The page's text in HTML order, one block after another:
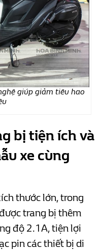
giúp giảm tiêu hao
bị tiện ích và
xe cùng
thước lớn, trong
trang bị thêm
độ 2.1A, tiện lợi
pin cácthiết bị di